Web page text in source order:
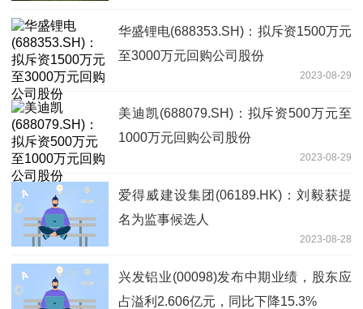
华盛锂电(688353.SH)：拟斥资1500万元
至3000万元回购公司股份
2023-08-29
美迪凯(688079.SH)：拟斥资500万元至
1000万元回购公司股份
2023-08-29
爱得威建设集团(06189.HK)：刘毅获提
名为监事候选人
2023-08-28
兴发铝业(00098)发布中期业绩，股东应
占溢利2.606亿元，同比下降15.3%